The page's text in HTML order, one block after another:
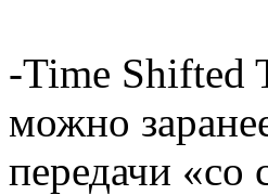
-Time Shifted
можно
передачи «со